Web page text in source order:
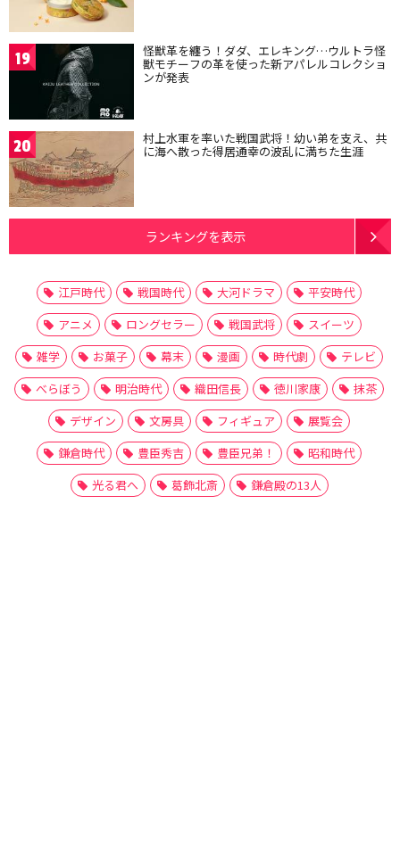
19 怪獣革を纏う！ダダ、エレキング…ウルトラ怪
獣モチーフの革を使った新アパレルコレクショ
ンが発表
20 村上水軍を率いた戦国武将！幼い弟を支え、共
に海へ散った得居通幸の波乱に満ちた生涯
ランキングを表示
江戸時代 戦国時代 大河ドラマ
平安時代
アニメ
ロングセラー 戦国武将
スイーツ
雑学
お菓子 幕末 漫画 時代劇
テレビ
べらぼう
明治時代 織田信長 徳川家康
抹茶
デザイン
文房具 フィギュア
展覧会
鎌倉時代
豊臣秀吉 豊臣兄弟！
昭和時代
光る君へ
葛飾北斎 鎌倉殿の13人